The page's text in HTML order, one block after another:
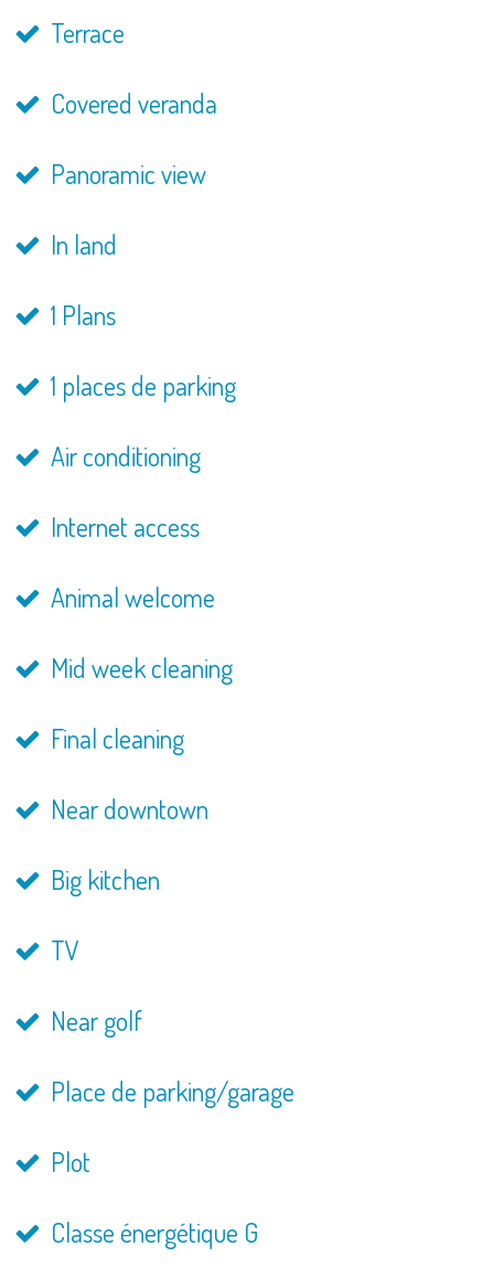
Terrace
Covered veranda
Panoramic view
In land
1 Plans
1 places de parking
Air conditioning
Internet access
Animal welcome
Mid week cleaning
Final cleaning
Near downtown
Big kitchen
TV
Near golf
Place de parking/garage
Plot
Classe énergétique G